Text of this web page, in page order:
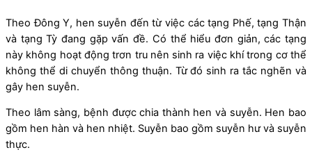
Theo Đông Y, hen suyễn đến từ việc các tạng Phế, tạng Thận
và tạng Tỳ đang gặp vấn đề. Có thể hiểu đơn giản, các tạng
này không hoạt động trơn tru nên sinh ra việc khí trong cơ thể
không thể di chuyển thông thuận. Từ đó sinh ra tắc nghẽn và
gây hen suyễn.
Theo lâm sàng, bệnh được chia thành hen và suyễn. Hen bao
gồm hen hàn và hen nhiệt. Suyễn bao gồm suyễn hư và suyễn
thực.